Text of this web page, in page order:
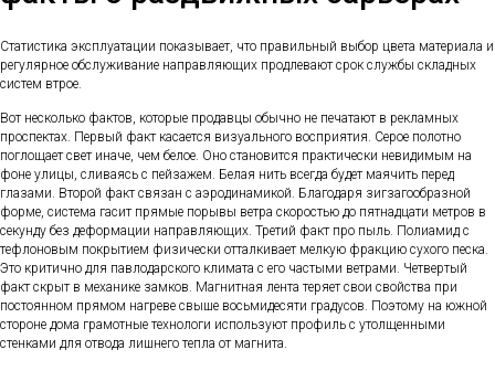
Статистика эксплуатации показывает, что правильный выбор цвета материала и
регулярное обслуживание направляющих продлевают срок службы складных
систем втрое.
Вот несколько фактов, которые продавцы обычно не печатают в рекламных
проспектах. Первый факт касается визуального восприятия. Серое полотно
поглощает свет иначе, чем белое. Оно становится практически невидимым на
фоне улицы, сливаясь с пейзажем. Белая нить всегда будет маячить перед
глазами. Второй факт связан с аэродинамикой. Благодаря зигзагообразной
форме, система гасит прямые порывы ветра скоростью до пятнадцати метров в
секунду без деформации направляющих. Третий факт про пыль. Полиамид с
тефлоновым покрытием физически отталкивает мелкую фракцию сухого песка.
Это критично для павлодарского климата с его частыми ветрами. Четвертый
факт скрыт в механике замков. Магнитная лента теряет свои свойства при
постоянном прямом нагреве свыше восьмидесяти градусов. Поэтому на южной
стороне дома грамотные технологи используют профиль с утолщенными
стенками для отвода лишнего тепла от магнита.